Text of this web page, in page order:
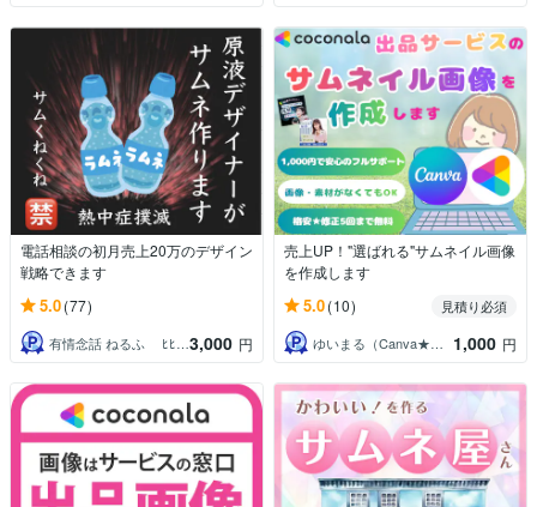
電話相談の初月売上20万のデザイン
戦略できます
5.0(77)
有情念話 ねるふ ﾋﾋﾞｷﾏﾉｽﾍﾞｼ 3,000 円
売上UP！"選ばれる"サムネイル画像
を作成します
5.0(10)
見積り必須
ゆいまる（Canva★デザイナー）
1,000 円